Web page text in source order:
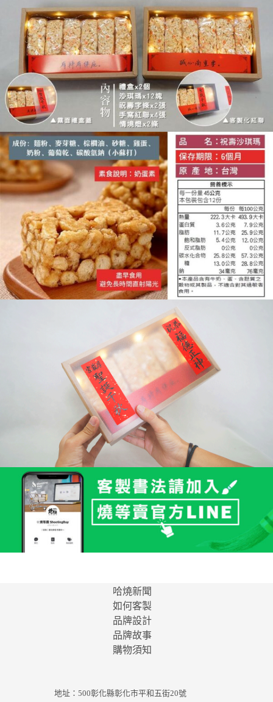
哈燒新聞
如何客製
品牌設計
品牌故事
購物須知
地址：500彰化縣彰化市平和五街20號